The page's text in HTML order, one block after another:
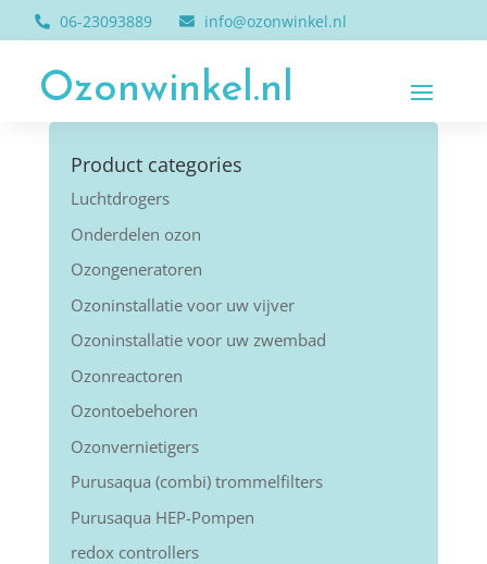
06-23093889 info@ozonwinkel.nl
Ozonwinkel.nl
Product categories
Luchtdrogers
Onderdelen ozon
Ozongeneratoren
Ozoninstallatie voor uw vijver
Ozoninstallatie voor uw zwembad
Ozonreactoren
Ozontoebehoren
Ozonvernietigers
Purusaqua (combi) trommelfilters
Purusaqua HEP-Pompen
redox controllers